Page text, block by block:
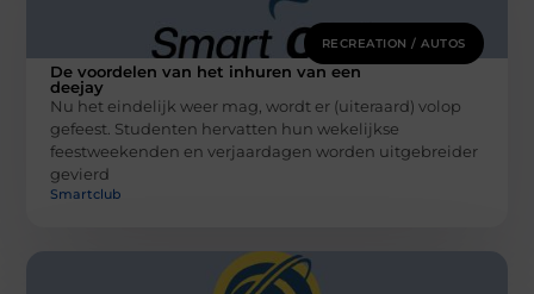
RECREATION / AUTOS
De voordelen van het inhuren van een
deejay
Nu het eindelijk weer mag, wordt er (uiteraard) volop
gefeest. Studenten hervatten hun wekelijkse
feestweekenden en verjaardagen worden uitgebreider
gevierd
Smartclub